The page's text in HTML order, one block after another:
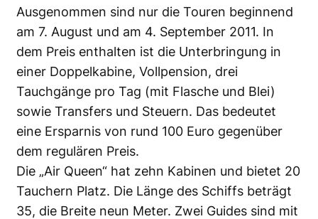
Ausgenommen sind nur die Touren beginnend
am 7. August und am 4. September 2011. In
dem Preis enthalten ist die Unterbringung in
einer Doppelkabine, Vollpension, drei
Tauchgänge pro Tag (mit Flasche und Blei)
sowie Transfers und Steuern. Das bedeutet
eine Ersparnis von rund 100 Euro gegenüber
dem regulären Preis.
Die „Air Queen“ hat zehn Kabinen und bietet 20
Tauchern Platz. Die Länge des Schiffs beträgt
35, die Breite neun Meter. Zwei Guides sind mit